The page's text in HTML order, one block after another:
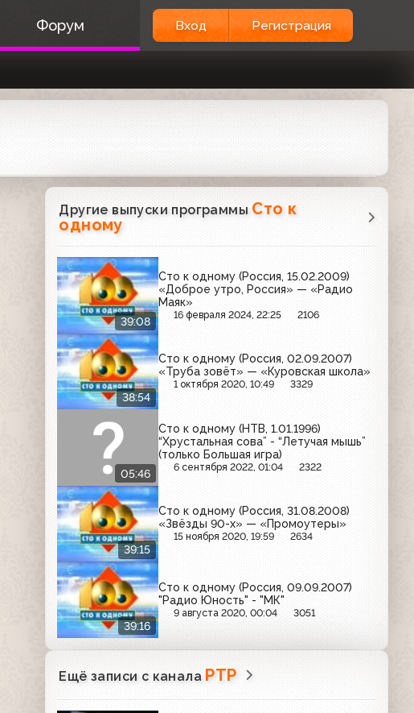
Форум Вход Регистрация
Другие выпуски программы Сто к
одному
39:08
Сто к одному (Россия, 15.02.2009)
«Доброе утро, Россия» — «Радио
Маяк»
16 февраля 2024, 22:25 2106
38:54
Сто к одному (Россия, 02.09.2007)
«Труба зовёт» — «Куровская школа»
1 октября 2020, 10:49 3329
05:46
Сто к одному (НТВ, 1.01.1996)
“Хрустальная сова” - “Летучая мышь”
(только Большая игра)
6 сентября 2022, 01:04 2322
39:15
Сто к одному (Россия, 31.08.2008)
«Звёзды 90-х» — «Промоутеры»
15 ноября 2020, 19:59 2634
39:16
Сто к одному (Россия, 09.09.2007)
"Радио Юность" - "МК"
9 августа 2020, 00:04 3051
Ещё записи с канала РТР